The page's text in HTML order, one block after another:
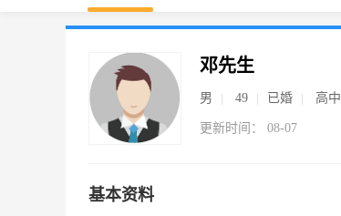
邓先生
男 49 已婚 高中
更新时间： 08-07
基本资料